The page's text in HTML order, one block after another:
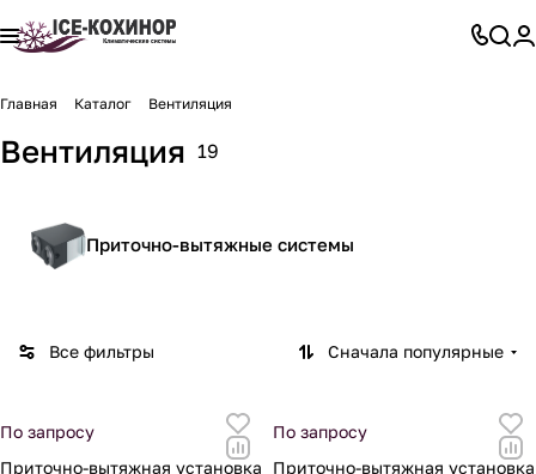
Главная Каталог Вентиляция
Вентиляция 19
Приточно-вытяжные системы
Все фильтры Сначала популярные
По запросу
Приточно-вытяжная установка
По запросу
Приточно-вытяжная установка